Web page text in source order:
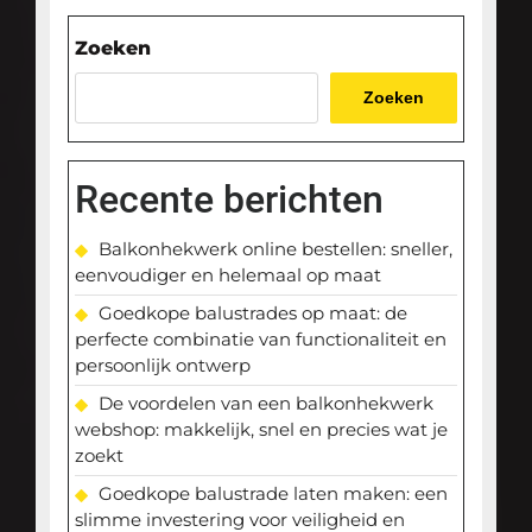
Zoeken
Zoeken
Recente berichten
Balkonhekwerk online bestellen: sneller,
eenvoudiger en helemaal op maat
Goedkope balustrades op maat: de
perfecte combinatie van functionaliteit en
persoonlijk ontwerp
De voordelen van een balkonhekwerk
webshop: makkelijk, snel en precies wat je
zoekt
Goedkope balustrade laten maken: een
slimme investering voor veiligheid en